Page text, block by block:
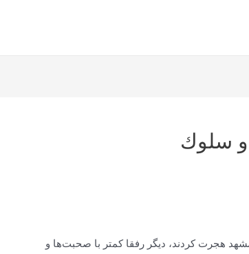
سلوك
هجرت کردند، دیگر رفقا کمتر با صحبت‌ها و